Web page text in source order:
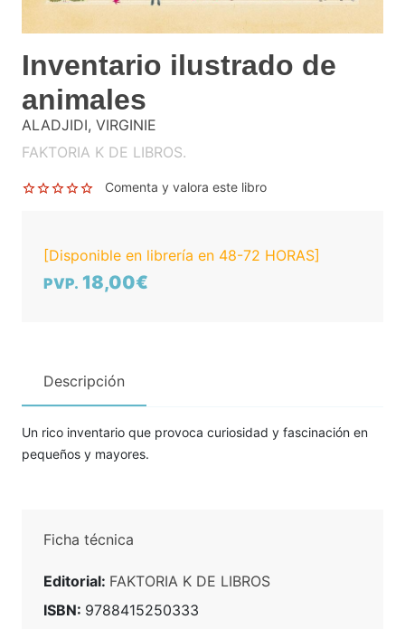
Inventario ilustrado de
animales
ALADJIDI, VIRGINIE
FAKTORIA K DE LIBROS.
Comenta y valora este libro
[Disponible en librería en 48-72 HORAS]
PVP. 18,00€
Descripción
Un rico inventario que provoca curiosidad y fascinación en
pequeños y mayores.
Ficha técnica
Editorial: FAKTORIA K DE LIBROS
ISBN: 9788415250333